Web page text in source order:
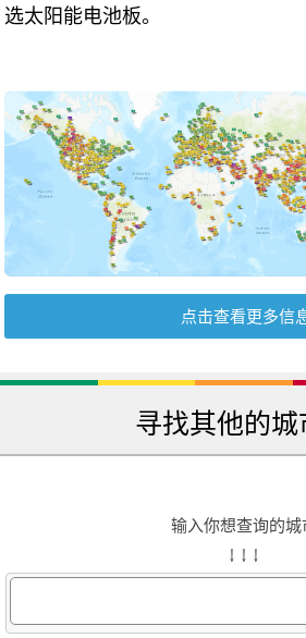
选太阳能电池板。
点击查看更多信
寻找其他的城
输入你想查询的城
↓ ↓ ↓